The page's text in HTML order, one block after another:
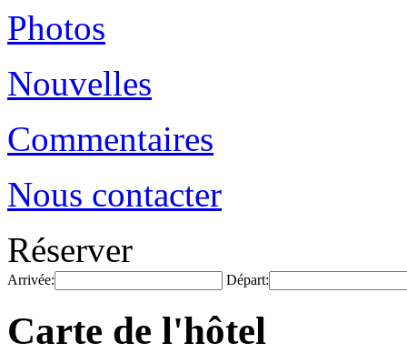
Photos
Nouvelles
Commentaires
Nous contacter
Réserver
Arrivée: Départ:
Carte de l'hôtel